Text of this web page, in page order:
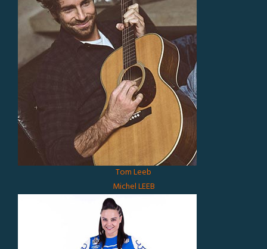
Tom Leeb
Michel LEEB